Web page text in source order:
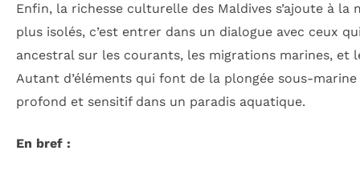
Enfin, la richesse culturelle des Maldives s’ajoute à
plus isolés, c’est entrer dans un dialogue avec ceux
ancestral sur les courants, les migrations marines,
Autant d’éléments qui font de la plongée sous-
profond et sensitif dans un paradis aquatique.
En bref :